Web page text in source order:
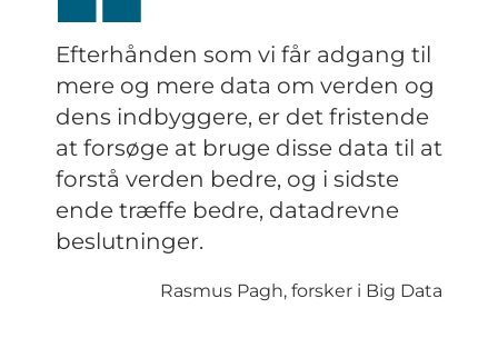
Efterhånden som vi får adgang til
mere og mere data om verden og
dens indbyggere, er det fristende
at forsøge at bruge disse data til at
forstå verden bedre, og i sidste
ende træffe bedre, datadrevne
beslutninger.
Rasmus Pagh, forsker i Big Data